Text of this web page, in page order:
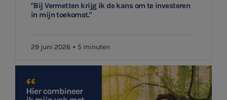
"Bij Vermetten krijg ik de kans om te investeren
in mijn toekomst."
29 juni 2026 5 minuten